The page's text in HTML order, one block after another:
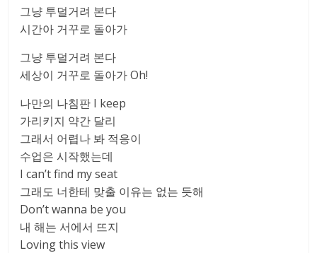
그냥 투덜거려 본다
시간아 거꾸로 돌아가
그냥 투덜거려 본다
세상이 거꾸로 돌아가 Oh!
나만의 나침판 I keep
가리키지 약간 달리
그래서 어렵나 봐 적응이
수업은 시작했는데
I can’t find my seat
그래도 너한테 맞출 이유는 없는 듯해
Don’t wanna be you
내 해는 서에서 뜨지
Loving this view